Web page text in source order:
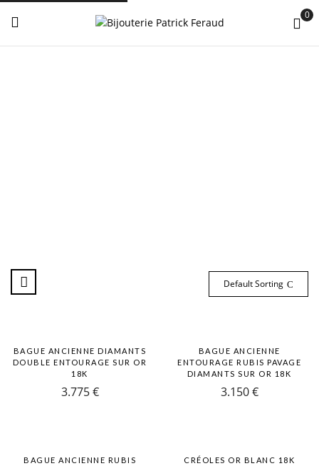
0
Default Sorting
BAGUE ANCIENNE DIAMANTS
DOUBLE ENTOURAGE SUR OR
18K
3.775€
BAGUE ANCIENNE
ENTOURAGE RUBIS PAVAGE
DIAMANTS SUR OR 18K
3.150€
BAGUE ANCIENNE RUBIS
CRÉOLES OR BLANC 18K